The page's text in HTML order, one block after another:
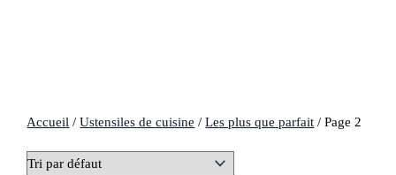
Accueil /Ustensiles de cuisine /Les plus que parfait / Page 2